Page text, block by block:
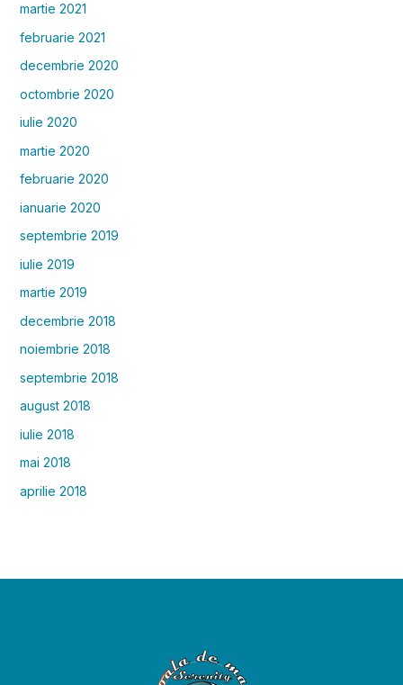
martie 2021
februarie 2021
decembrie 2020
octombrie 2020
iulie 2020
martie 2020
februarie 2020
ianuarie 2020
septembrie 2019
iulie 2019
martie 2019
decembrie 2018
noiembrie 2018
septembrie 2018
august 2018
iulie 2018
mai 2018
aprilie 2018